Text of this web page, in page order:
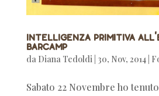
Intelligenza Primitiva
BarCamp
da Diana Tedoldi| 30, Nov, 2014|
Sabato 22 Novembre ho